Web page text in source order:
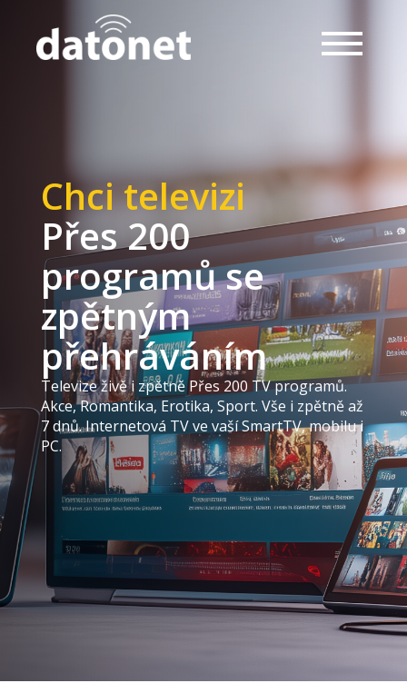
Chci televizi
Přes 200
programů se
zpětným
přehráváním
Televize živě i zpětně Přes 200 TV programů.
Akce, Romantika, Erotika, Sport. Vše i zpětně až
7 dnů. Internetová TV ve vaší SmartTV, mobilu i
PC.